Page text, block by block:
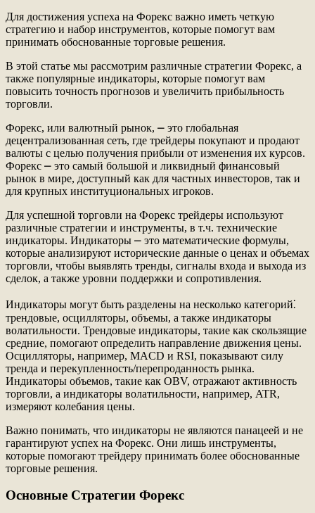
Для достижения успеха на Форекс важно иметь четкую
стратегию и набор инструментов, которые помогут вам
принимать обоснованные торговые решения.
В этой статье мы рассмотрим различные стратегии Форекс, а
также популярные индикаторы, которые помогут вам
повысить точность прогнозов и увеличить прибыльность
торговли.
Форекс, или валютный рынок, ⎼ это глобальная
децентрализованная сеть, где трейдеры покупают и продают
валюты с целью получения прибыли от изменения их курсов.
Форекс ⎼ это самый большой и ликвидный финансовый
рынок в мире, доступный как для частных инвесторов, так и
для крупных институциональных игроков.
Для успешной торговли на Форекс трейдеры используют
различные стратегии и инструменты, в т.ч. технические
индикаторы. Индикаторы ⎼ это математические формулы,
которые анализируют исторические данные о ценах и объемах
торговли, чтобы выявлять тренды, сигналы входа и выхода из
сделок, а также уровни поддержки и сопротивления.
Индикаторы могут быть разделены на несколько категорий⁚
трендовые, осцилляторы, объемы, а также индикаторы
волатильности. Трендовые индикаторы, такие как скользящие
средние, помогают определить направление движения цены.
Осцилляторы, например, MACD и RSI, показывают силу
тренда и перекупленность/перепроданность рынка.
Индикаторы объемов, такие как OBV, отражают активность
торговли, а индикаторы волатильности, например, ATR,
измеряют колебания цены.
Важно понимать, что индикаторы не являются панацеей и не
гарантируют успех на Форекс. Они лишь инструменты,
которые помогают трейдеру принимать более обоснованные
торговые решения.
Основные Стратегии Форекс